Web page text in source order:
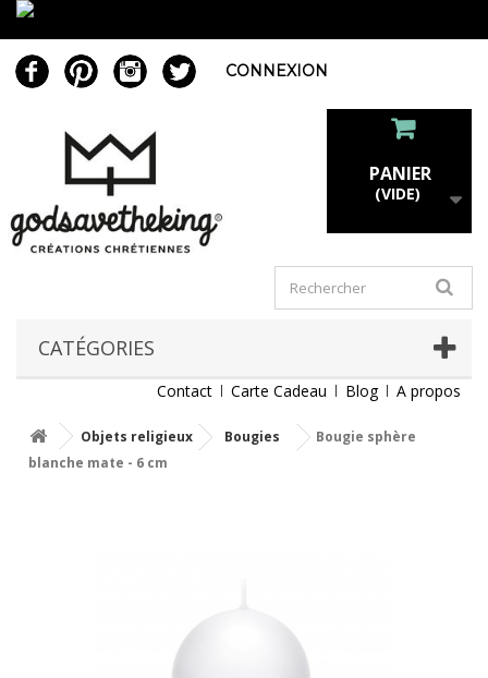
CONNEXION
PANIER
(VIDE)
CATÉGORIES
Contact Carte Cadeau Blog A propos
Objets religieux Bougies
Bougie sphère
blanche mate - 6 cm